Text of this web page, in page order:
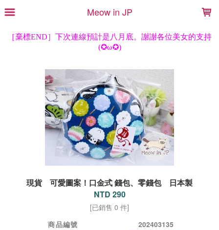
Meow in JP
現貨 可愛圖案！口金式 錢包、零錢包 日本製
NTD 290
[已銷售 0 件]
商品編號
202403135